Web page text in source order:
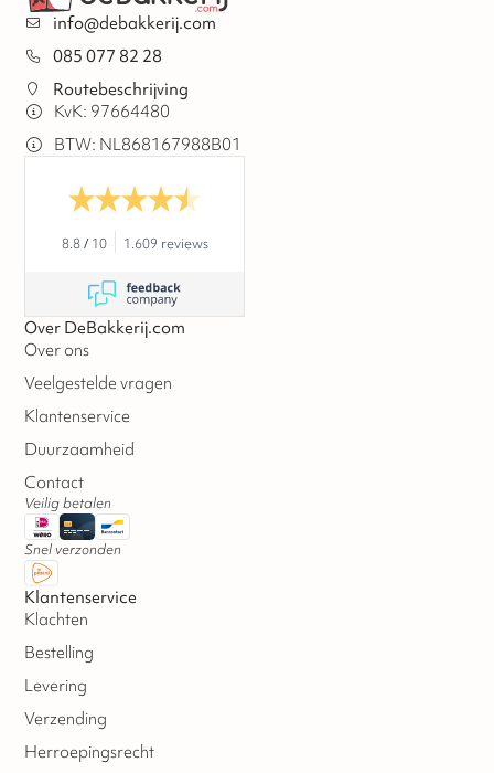
info@debakkerij.com
085 077 82 28
Routebeschrijving
KvK: 97664480
BTW: NL868167988B01
8.8/ 10 1.609 reviews
Over DeBakkerij.com
Over ons
Veelgestelde vragen
Klantenservice
Duurzaamheid
Contact
Veilig betalen
Snel verzonden
Klantenservice
Klachten
Bestelling
Levering
Verzending
Herroepingsrecht